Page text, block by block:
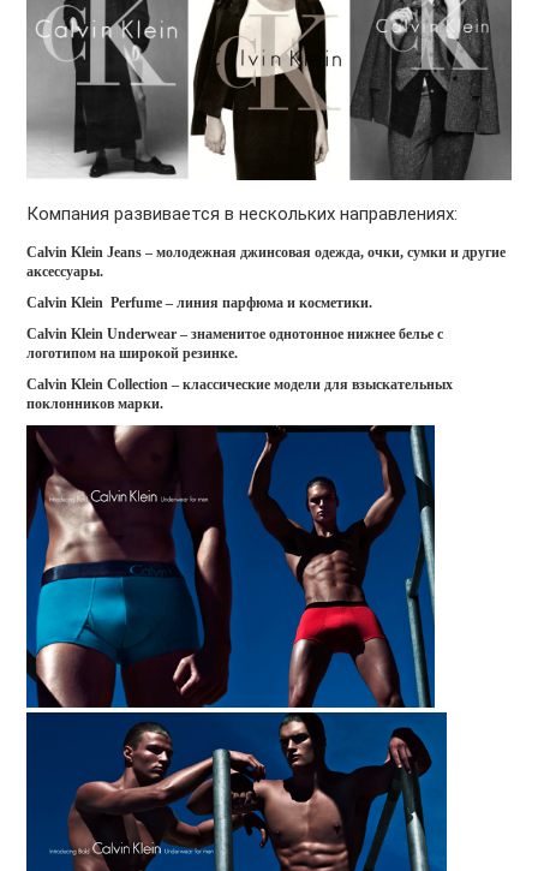
Компания развивается в нескольких направлениях:
Calvin Klein Jeans – молодежная джинсовая одежда, очки, сумки и другие
аксессуары.
Calvin Klein Perfume – линия парфюма и косметики.
Calvin Klein Underwear – знаменитое однотонное нижнее белье с
логотипом на широкой резинке.
Calvin Klein Collection – классические модели для взыскательных
поклонников марки.